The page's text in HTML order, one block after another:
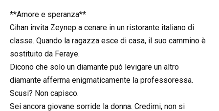
**Amore e speranza**
Cihan invita Zeynep a cenare in un ristorante italiano di
classe. Quando la ragazza esce di casa, il suo cammino è
sostituito da Feraye.
Dicono che solo un diamante può levigare un altro
diamante afferma enigmaticamente la professoressa.
Scusi? Non capisco.
Sei ancora giovane sorride la donna. Credimi, non si